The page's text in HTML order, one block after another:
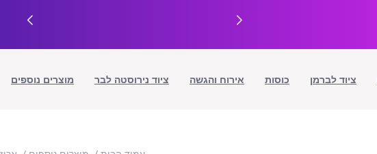
ציוד לברמן כוסות אירוח והגשה ציוד נירוסטה לבר מוצרים נוספים